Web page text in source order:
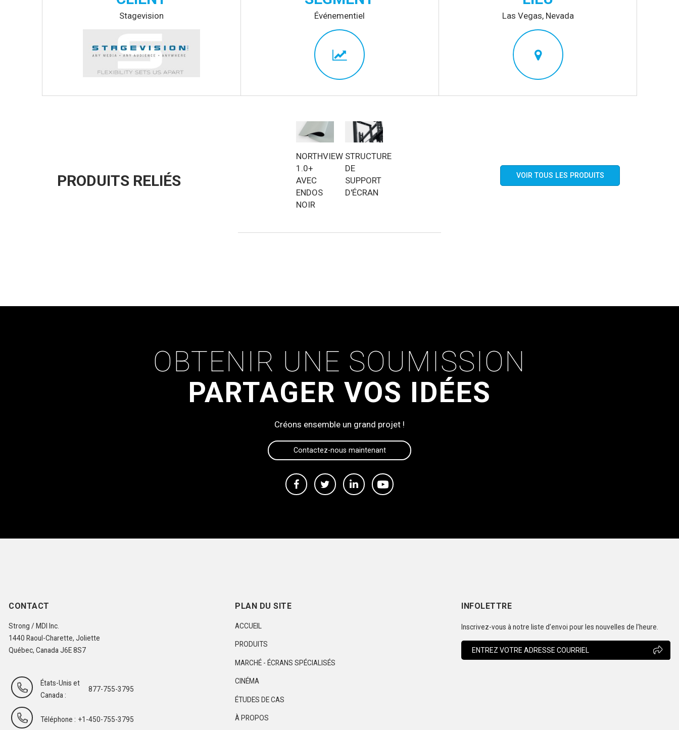
Stagevision Événementiel Las Vegas, Nevada
PRODUITS RELIÉS
NORTHVIEW
1.0+
AVEC
ENDOS
NOIR
STRUCTURE
DE
SUPPORT
D'ÉCRAN
VOIR TOUS LES PRODUITS
OBTENIR UNE SOUMISSION
PARTAGER VOS IDÉES
Créons ensemble un grand projet !
Contactez-nous maintenant
CONTACT
Strong / MDI Inc.
1440 Raoul-Charette, Joliette
Québec, Canada J6E 8S7
États-Unis et
Canada :
877-755-3795
Téléphone : +1-450-755-3795
PLAN DU SITE
ACCUEIL
PRODUITS
MARCHÉ - ÉCRANS SPÉCIALISÉS
CINÉMA
ÉTUDES DE CAS
À PROPOS
INFOLETTRE
Inscrivez-vous à notre liste d’envoi pour les nouvelles de l’heure.